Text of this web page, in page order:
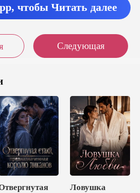
чтобы Читать далее
Следующая
Ловушка